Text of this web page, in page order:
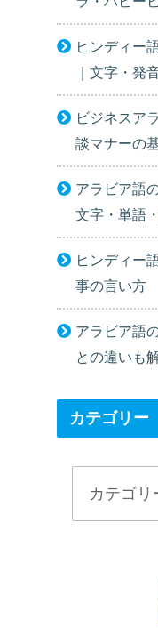
ヒンディー
｜文字・発
ビジネスア
談マナーの
アラビア語
文字・単語
ヒンディー
事の言い方
アラビア語
との違いも
カテゴリー